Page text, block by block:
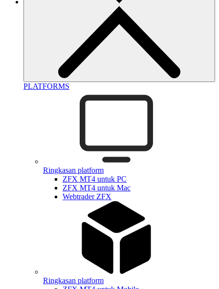
PLATFORMS
Ringkasan platform
ZFX MT4 untuk PC
ZFX MT4 untuk Mac
Webtrader ZFX
Ringkasan platform